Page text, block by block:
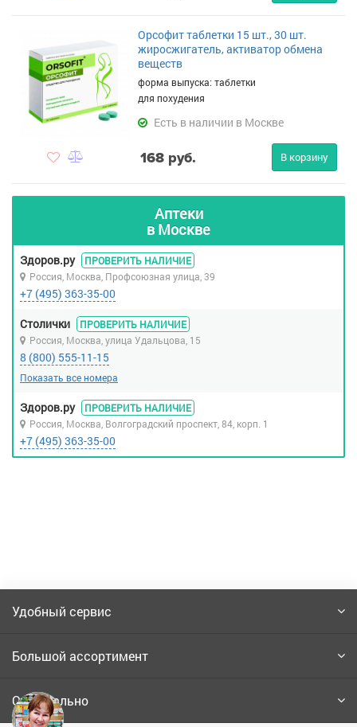
Орсофит таблетки 15 шт., 30 шт.
жиросжигатель, активатор обмена
веществ
форма выпуска: таблетки
для похудения
Есть в наличии в Москве
168 руб. В корзину
Аптеки
в Москве
Здоров.ру
ПРОВЕРИТЬ НАЛИЧИЕ
Россия, Москва, Профсоюзная улица, 39
+7 (495) 363-35-00
Столички
ПРОВЕРИТЬ НАЛИЧИЕ
Россия, Москва, улица Удальцова, 15
8 (800) 555-11-15
+7 (495) 215-52-15
Здоров.ру
ПРОВЕРИТЬ НАЛИЧИЕ
Россия, Москва, Волгоградский проспект, 84, корп. 1
+7 (495) 363-35-00
Удобный сервис
Большой ассортимент
Официально